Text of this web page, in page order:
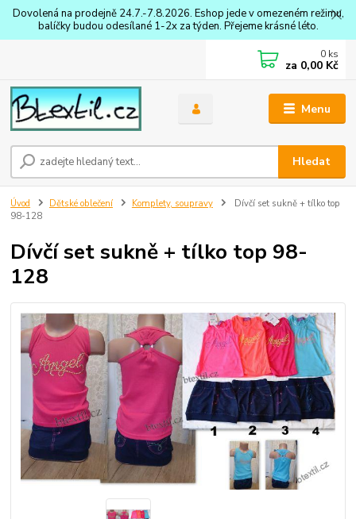
Dovolená na prodejně 24.7.-7.8.2026. Eshop jede v omezeném režimu,
balíčky budou odesílané 1-2x za týden. Přejeme krásné léto.
Menu
Hledat
0 ks
za 0,00 Kč
Úvod Dětské oblečení Komplety, soupravy
Dívčí set sukně + tílko top
98-128
Dívčí set sukně + tílko top 98-
128